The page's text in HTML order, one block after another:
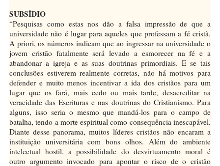
SUBSÍDIO
“Pesquisas como estas nos dão a falsa impressão de que a
universidade não é lugar para aqueles que professam a fé cristã.
A priori, os números indicam que ao ingressar na universidade o
jovem cristão fatalmente será levado a esmorecer na fé e a
abandonar a igreja e as suas doutrinas primordiais. E se tais
conclusões estiverem realmente corretas, não há motivos para
defender e muito menos incentivar a ida dos cristãos para um
lugar que os fará, mais cedo ou mais tarde, desacreditar na
veracidade das Escrituras e nas doutrinas do Cristianismo. Para
alguns, isso seria o mesmo que mandá-los para o campo de
batalha, tendo a morte espiritual como consequência inescapável.
Diante desse panorama, muitos líderes cristãos não encaram a
instituição universitária com bons olhos. Além do ambiente
intelectual hostil, a possibilidade do desvirtuamento moral é
outro argumento invocado para apontar o risco de o cristão